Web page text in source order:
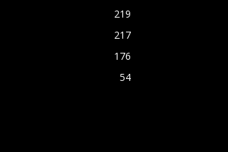
219
217
176
54